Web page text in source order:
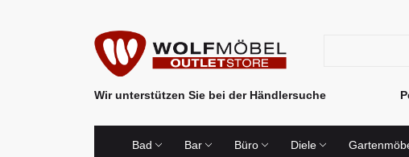
Wir unterstützen Sie bei der Händlersuche
Bad Bar Büro Diele